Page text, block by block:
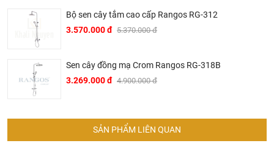
Bộ sen cây tắm cao cấp Rangos RG-312
3.570.000 đ 5.370.000 đ
Sen cây đồng mạ Crom Rangos RG-318B
3.269.000 đ 4.900.000 đ
SẢN PHẨM LIÊN QUAN